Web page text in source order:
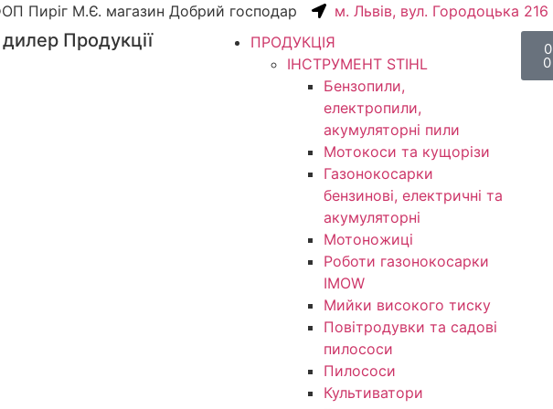
Пиріг М.Є. магазин Добрий господар м. Львів, вул. Городоцька 216
Продукції
ПРОДУКЦІЯ
ІНСТРУМЕНТ STIHL
Бензопили,
електропили,
акумуляторні пили
Мотокоси та кущорізи
Газонокосарки
бензинові, електричні та
акумуляторні
Мотоножиці
Роботи газонокосарки
IMOW
Мийки високого тиску
Повітродувки та садові
пилососи
Пилососи
Культиватори
0
0